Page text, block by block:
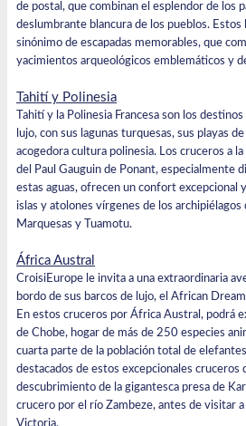
de postal, que combinan el esplendor de los
deslumbrante blancura de los pueblos.
sinónimo de escapadas memorables, que
yacimientos arqueológicos emblemáticos y
Tahití y Polinesia
Tahití y la Polinesia Francesa son los
lujo, con sus lagunas turquesas, sus playas
acogedora cultura polinesia. Los cruceros a la
del
Paul Gauguin de Ponant, especialmente
estas aguas, ofrecen un confort excepcional
islas y atolones vírgenes de los archipiélagos
Marquesas y Tuamotu.
África Austral
CroisiEurope le invita a una extraordinaria
bordo de sus barcos de lujo, el African
En estos cruceros por África Austral, podrá
de Chobe, hogar de más de 250 especies
cuarta parte de la población total de
destacados de estos excepcionales cruceros
descubrimiento de la gigantesca presa de
crucero por el río Zambeze, antes de visitar